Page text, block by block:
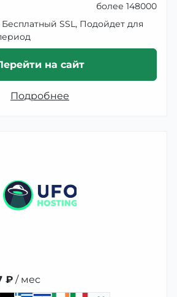
более 148000
Бесплатный SSL, Подойдет для
на сайт
Подробнее
₽ / мес